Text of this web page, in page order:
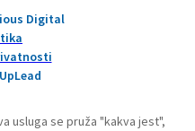
Digital
usluga se pruža "kakva jest",